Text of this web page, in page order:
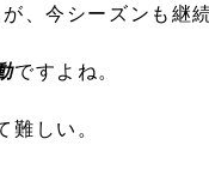
、今シーズンも継
ですよね。
難しい。